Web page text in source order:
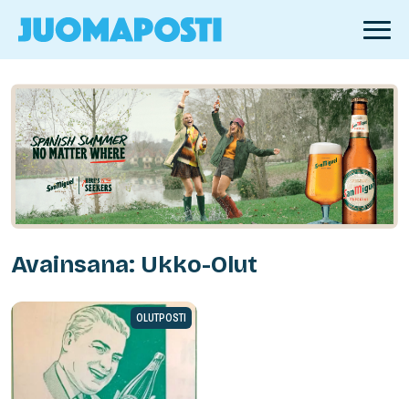
Avainsana: Ukko-Olut
OLUTPOSTI